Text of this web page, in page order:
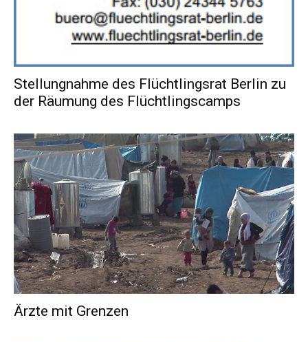
Stellungnahme des Flüchtlingsrat Berlin zu
der Räumung des Flüchtlingscamps
Ärzte mit Grenzen